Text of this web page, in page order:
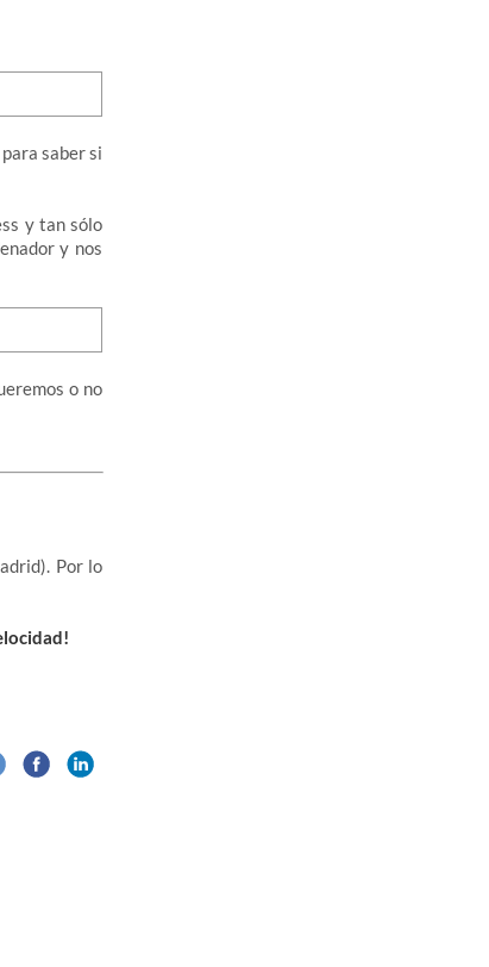
saber si
y tan sólo
y nos
o no
Por lo